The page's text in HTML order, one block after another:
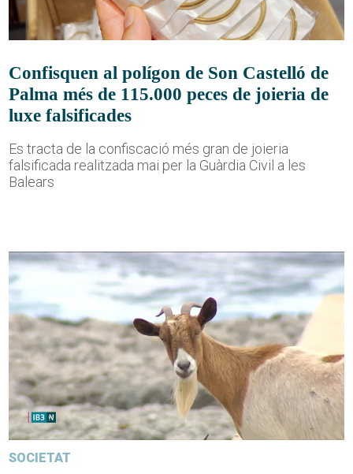
Confisquen al polígon de Son Castelló de
Palma més de 115.000 peces de joieria de
luxe falsificades
Es tracta de la confiscació més gran de joieria
falsificada realitzada mai per la Guàrdia Civil a les
Balears
SOCIETAT